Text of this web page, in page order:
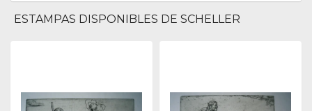
ESTAMPAS DISPONIBLES DE SCHELLER